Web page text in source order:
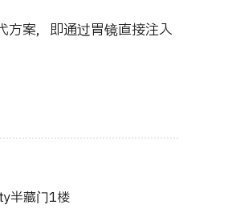
方案，即通过胃镜直接注入
半藏门1楼